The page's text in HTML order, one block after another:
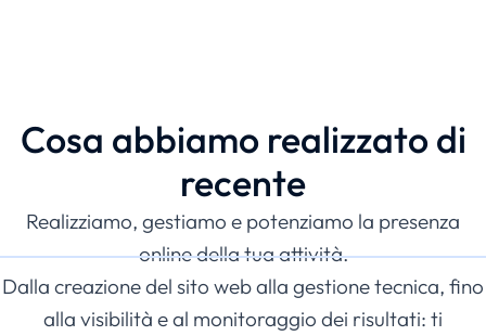
Cosa abbiamo realizzato di
recente
Realizziamo, gestiamo e potenziamo la presenza
online della tua attività.
Dalla creazione del sito web alla gestione tecnica, fino
alla visibilità e al monitoraggio dei risultati: ti